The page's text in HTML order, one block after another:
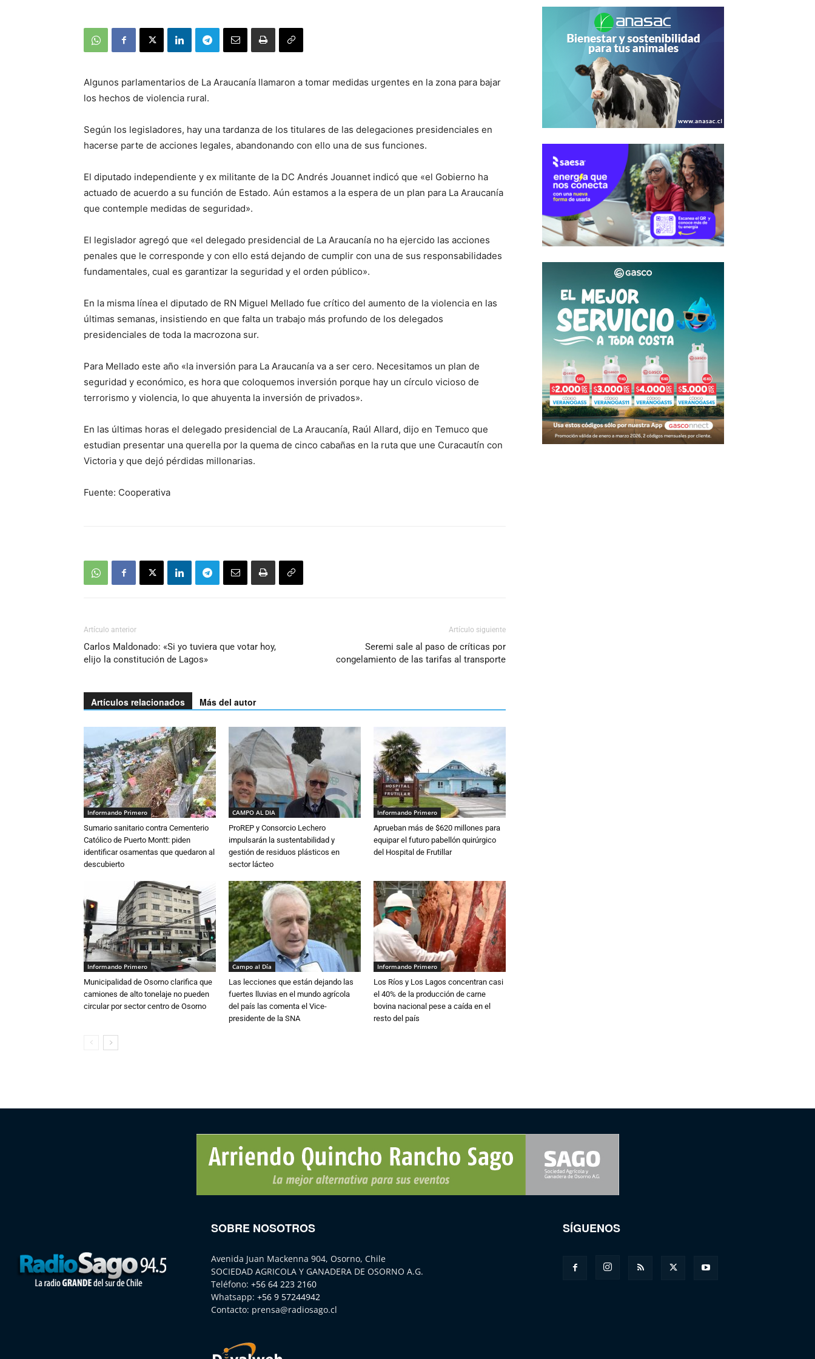
Algunos parlamentarios de La Araucanía llamaron a tomar medidas urgentes en la zona para bajar
los hechos de violencia rural.
Según los legisladores, hay una tardanza de los titulares de las delegaciones presidenciales en
hacerse parte de acciones legales, abandonando con ello una de sus funciones.
El diputado independiente y ex militante de la DC Andrés Jouannet indicó que «el Gobierno ha
actuado de acuerdo a su función de Estado. Aún estamos a la espera de un plan para La Araucanía
que contemple medidas de seguridad».
El legislador agregó que «el delegado presidencial de La Araucanía no ha ejercido las acciones
penales que le corresponde y con ello está dejando de cumplir con una de sus responsabilidades
fundamentales, cual es garantizar la seguridad y el orden público».
En la misma línea el diputado de RN Miguel Mellado fue crítico del aumento de la violencia en las
últimas semanas, insistiendo en que falta un trabajo más profundo de los delegados
presidenciales de toda la macrozona sur.
Para Mellado este año «la inversión para La Araucanía va a ser cero. Necesitamos un plan de
seguridad y económico, es hora que coloquemos inversión porque hay un círculo vicioso de
terrorismo y violencia, lo que ahuyenta la inversión de privados».
En las últimas horas el delegado presidencial de La Araucanía, Raúl Allard, dijo en Temuco que
estudian presentar una querella por la quema de cinco cabañas en la ruta que une Curacautín con
Victoria y que dejó pérdidas millonarias.
Fuente: Cooperativa
Artículo anterior
Carlos Maldonado: «Si yo tuviera que votar hoy,
elijo la constitución de Lagos»
Artículo siguiente
Seremi sale al paso de críticas por
congelamiento de las tarifas al transporte
Artículos relacionados Más del autor
Informando Primero
Sumario sanitario contra Cementerio
Católico de Puerto Montt: piden
identificar osamentas que quedaron al
descubierto
CAMPO AL DIA
ProREP y Consorcio Lechero
impulsarán la sustentabilidad y
gestión de residuos plásticos en
sector lácteo
Informando Primero
Aprueban más de $620 millones para
equipar el futuro pabellón quirúrgico
del Hospital de Frutillar
Informando Primero
Municipalidad de Osorno clarifica que
camiones de alto tonelaje no pueden
circular por sector centro de Osorno
Campo al Día
Las lecciones que están dejando las
fuertes lluvias en el mundo agrícola
del país las comenta el Vice-
presidente de la SNA
Informando Primero
Los Ríos y Los Lagos concentran casi
el 40% de la producción de carne
bovina nacional pese a caída en el
resto del país
SOBRE NOSOTROS
Avenida Juan Mackenna 904, Osorno, Chile
SOCIEDAD AGRICOLA Y GANADERA DE OSORNO A.G.
Teléfono: +56 64 223 2160
Whatsapp: +56 9 57244942
Contacto: prensa@radiosago.cl
SÍGUENOS